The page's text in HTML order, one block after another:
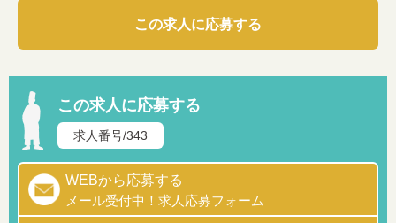
この求人に応募する
この求人に応募する
求人番号/343
WEBから応募する
メール受付中！求人応募フォーム